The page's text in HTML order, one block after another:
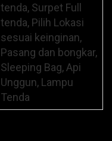
tenda, Surpet Full
tenda, Pilih Lokasi
sesuai keinginan,
Pasang dan bongkar,
Sleeping Bag, Api
Unggun, Lampu
Tenda